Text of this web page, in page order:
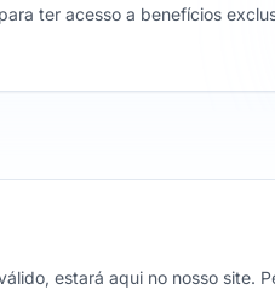
ter acesso a benefícios
estará aqui no nosso site.